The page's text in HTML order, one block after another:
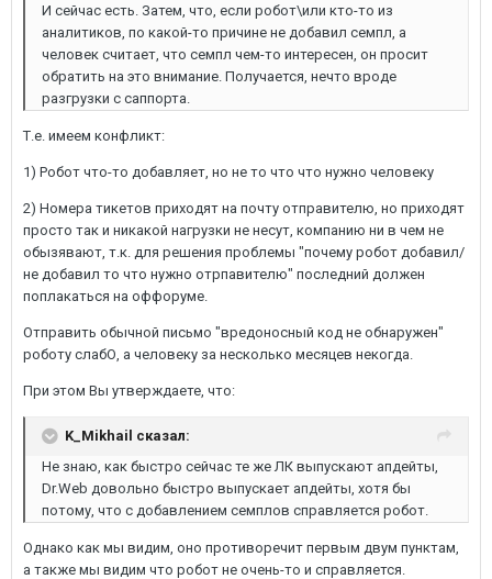
И сейчас есть. Затем, что, если робот\или кто-то из
аналитиков, по какой-то причине не добавил семпл, а
человек считает, что семпл чем-то интересен, он просит
обратить на это внимание. Получается, нечто вроде
разгрузки с саппорта.
Т.е. имеем конфликт:
1) Робот что-то добавляет, но не то что что нужно человеку
2) Номера тикетов приходят на почту отправителю, но приходят
просто так и никакой нагрузки не несут, компанию ни в чем не
обызявают, т.к. для решения проблемы "почему робот добавил/
не добавил то что нужно отрпавителю" последний должен
поплакаться на оффоруме.
Отправить обычной письмо "вредоносный код не обнаружен"
роботу слабО, а человеку за несколько месяцев некогда.
При этом Вы утверждаете, что:
K_Mikhail сказал:
Не знаю, как быстро сейчас те же ЛК выпускают апдейты,
Dr.Web довольно быстро выпускает апдейты, хотя бы
потому, что с добавлением семплов справляется робот.
Однако как мы видим, оно противоречит первым двум пунктам,
а также мы видим что робот не очень-то и справляется.